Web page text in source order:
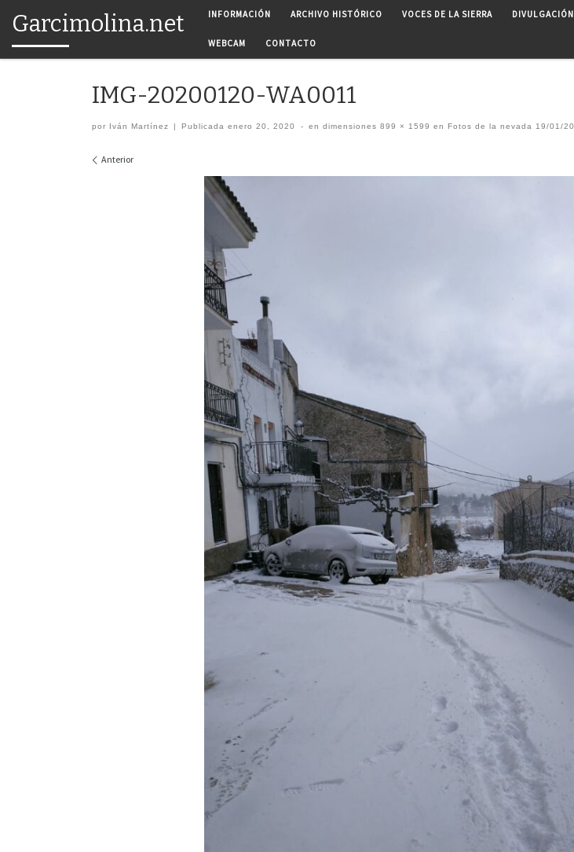
Saltar al contenido
Garcimolina.net INFORMACIÓN ARCHIVO HISTÓRICO VOCES DE LA SIERRA DIVULGACIÓN
WEBCAM CONTACTO
IMG-20200120-WA0011
por Iván Martínez | Publicadaenero 20, 2020 - en dimensiones 899 × 1599 en Fotos de la nevada 19/01/20
Navegación de imágenes
Anterior